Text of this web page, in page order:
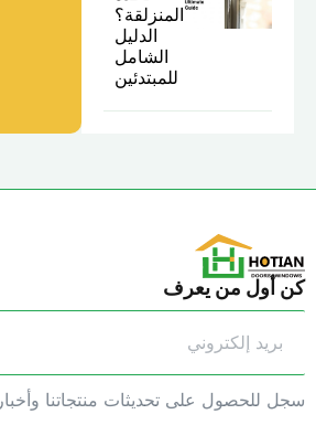
المنزلقة؟
الدليل
الشامل
للمبتدئين
أول من يعرف
للحصول على تحديثات منتجاتنا وأخبارنا.